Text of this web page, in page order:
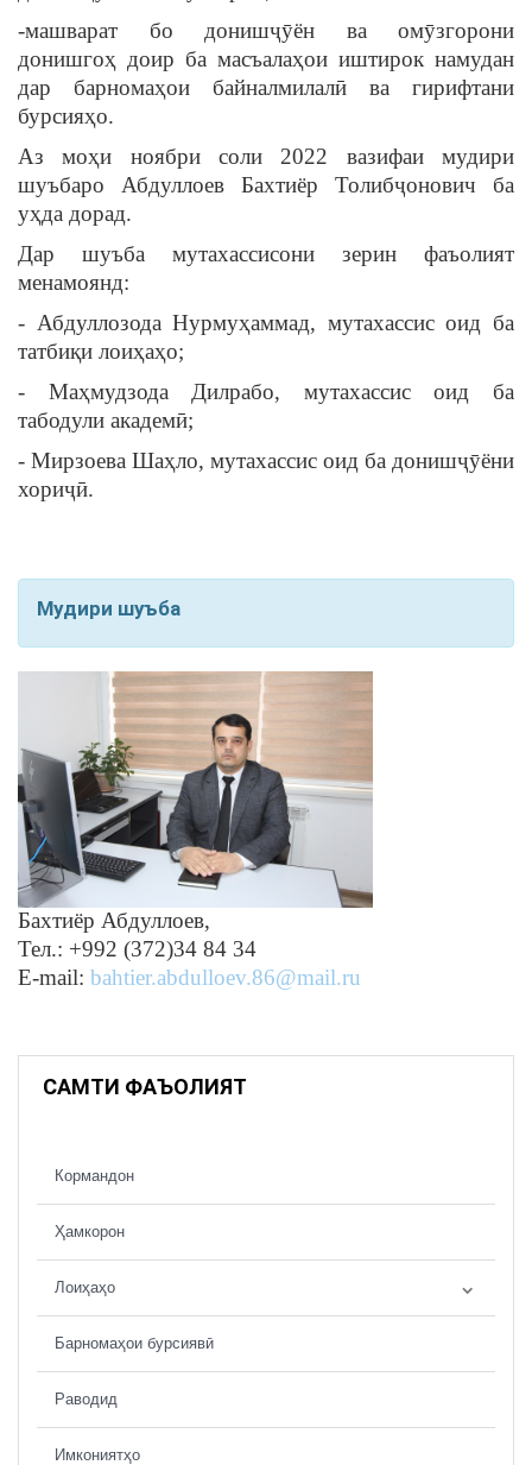
-машварат бо донишҷӯён ва омӯзгорони
донишгоҳ доир ба масъалаҳои иштирок намудан
дар барномаҳои байналмилалӣ ва гирифтани
бурсияҳо.
Аз моҳи ноябри соли 2022 вазифаи мудири
шуъбаро Абдуллоев Бахтиёр Толибҷонович ба
уҳда дорад.
Дар шуъба мутахассисони зерин фаъолият
менамоянд:
- Абдуллозода Нурмуҳаммад, мутахассис оид ба
татбиқи лоиҳаҳо;
- Маҳмудзода Дилрабо, мутахассис оид ба
табодули академӣ;
- Мирзоева Шаҳло, мутахассис оид ба донишҷӯёни
хориҷӣ.
Мудири шуъба
Бахтиёр Абдуллоев,
Тел.: +992 (372)34 84 34
Е-mail: bahtier.abdulloev.86@mail.ru
САМТИ ФАЪОЛИЯТ
Кормандон
Ҳамкорон
Лоиҳаҳо
Барномаҳои бурсиявӣ
Раводид
Имкониятҳо